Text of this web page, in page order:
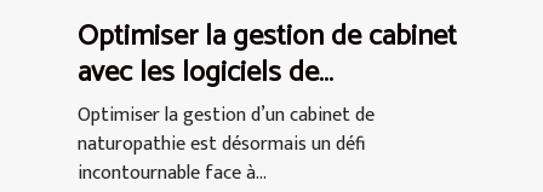
Optimiser la gestion de cabinet
avec les logiciels de
naturopathie modernes
Optimiser la gestion d’un cabinet de
naturopathie est désormais un défi
incontournable face à...